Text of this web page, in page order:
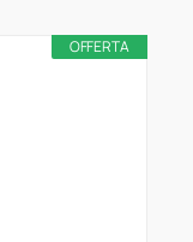
OFFERTA